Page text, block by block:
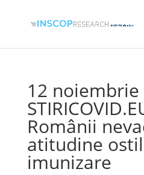
12 noiembrie
Românii
atitudine
imunizare